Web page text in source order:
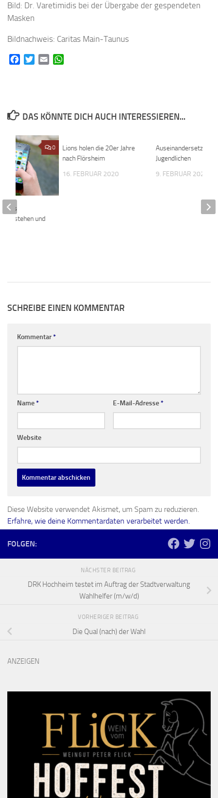
Bild: Dr. Varetimidis bei der Übergabe der gespendeten
Masken
Bildnachweis: Caritas Main-Taunus
FacebookTwitterEmail
DAS KÖNNTE DICH AUCH INTERESSIEREN...
Lions holen die 20er Jahre
nach Flörsheim
16. FEBRUAR 2020
Auseinandersetzung
Jugendlichen
9. FEBRUAR 2020
0
Das
verstehen und
SCHREIBE EINEN KOMMENTAR
Kommentar*
Name* E-Mail-Adresse*
Website
Diese Website verwendet Akismet, um Spam zu reduzieren.
Erfahre, wie deine Kommentardaten verarbeitet werden.
FOLGEN:
NÄCHSTER BEITRAG
DRK Hochheim testet im Auftrag der Stadtverwaltung
Wahlhelfer (m/w/d)
VORHERIGER BEITRAG
Die Qual (nach) der Wahl
ANZEIGEN